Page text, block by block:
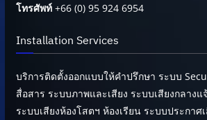
โทรศัพท์+66 (0) 95 924 6954
Installation Services
บริการติดตั้งออกแบบให้คำปรึกษา ระบบ
สื่อสาร ระบบภาพและเสียง ระบบเสียงกลางแ
ระบบเสียงห้องโสตฯ ห้องเรียน ระบบประกาศ